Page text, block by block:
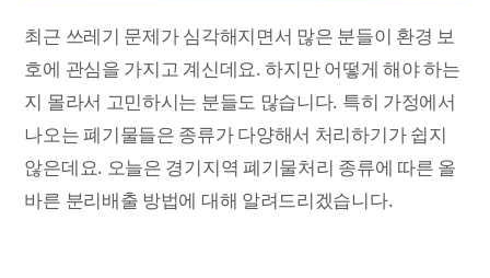
최근 쓰레기 문제가 심각해지면서 많은 분들이 환경 보
호에 관심을 가지고 계신데요. 하지만 어떻게 해야 하는
지 몰라서 고민하시는 분들도 많습니다. 특히 가정에서
나오는 폐기물들은 종류가 다양해서 처리하기가 쉽지
않은데요. 오늘은 경기지역 폐기물처리 종류에 따른 올
바른 분리배출 방법에 대해 알려드리겠습니다.